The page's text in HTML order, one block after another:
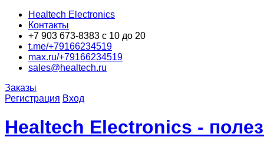
Healtech Electronics
Контакты
+7 903 673-8383 с 10 до 20
t.me/+79166234519
max.ru/+79166234519
sales@healtech.ru
Заказы
Регистрация Вход
Healtech Electronics -